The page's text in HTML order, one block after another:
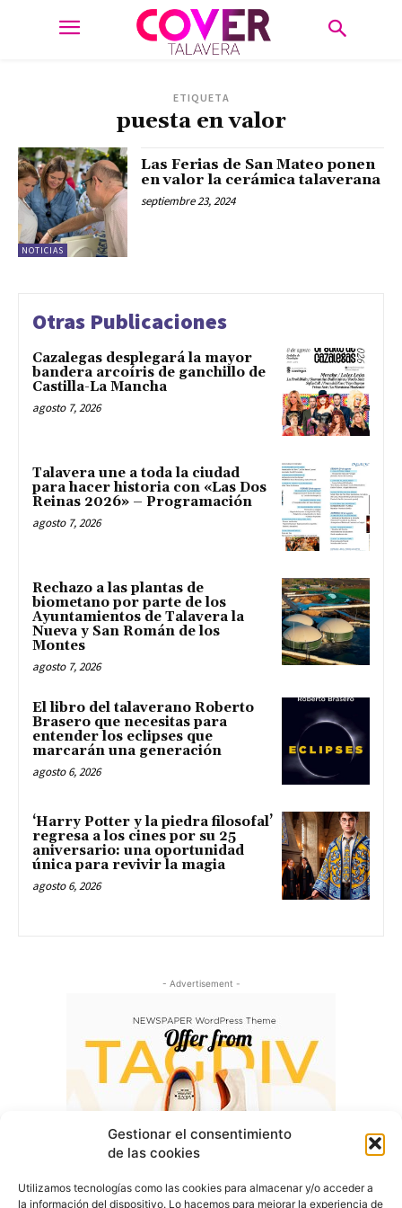
Gestionar el consentimiento
de las cookies
Utilizamos tecnologías como las cookies para almacenar y/o acceder a
la información del dispositivo. Lo hacemos para mejorar la experiencia de
ETIQUETA
puesta en valor
NOTICIAS
Las Ferias de San Mateo ponen
en valor la cerámica talaverana
septiembre 23, 2024
Otras Publicaciones
Cazalegas desplegará la mayor
bandera arcoíris de ganchillo de
Castilla-La Mancha
agosto 7, 2026
Talavera une a toda la ciudad
para hacer historia con «Las Dos
Reinas 2026» – Programación
agosto 7, 2026
Rechazo a las plantas de
biometano por parte de los
Ayuntamientos de Talavera la
Nueva y San Román de los
Montes
agosto 7, 2026
El libro del talaverano Roberto
Brasero que necesitas para
entender los eclipses que
marcarán una generación
agosto 6, 2026
‘Harry Potter y la piedra filosofal’
regresa a los cines por su 25
aniversario: una oportunidad
única para revivir la magia
agosto 6, 2026
- Advertisement -